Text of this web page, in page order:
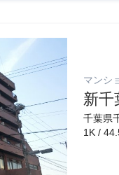
マンシ
新千
千葉県
1K /